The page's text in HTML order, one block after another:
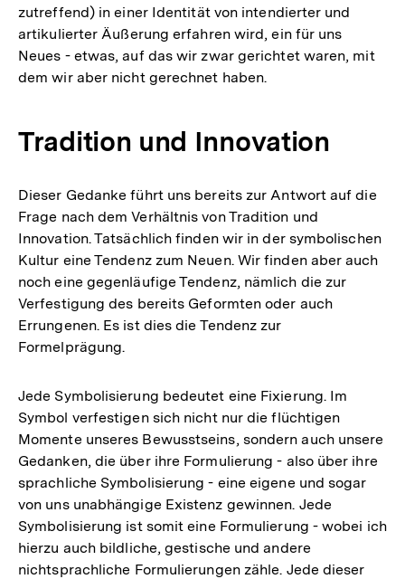
zutreffend) in einer Identität von intendierter und
artikulierter Äußerung erfahren wird, ein für uns
Neues - etwas, auf das wir zwar gerichtet waren, mit
dem wir aber nicht gerechnet haben.
Tradition und Innovation
Dieser Gedanke führt uns bereits zur Antwort auf die
Frage nach dem Verhältnis von Tradition und
Innovation. Tatsächlich finden wir in der symbolischen
Kultur eine Tendenz zum Neuen. Wir finden aber auch
noch eine gegenläufige Tendenz, nämlich die zur
Verfestigung des bereits Geformten oder auch
Errungenen. Es ist dies die Tendenz zur
Formelprägung.
Jede Symbolisierung bedeutet eine Fixierung. Im
Symbol verfestigen sich nicht nur die flüchtigen
Momente unseres Bewusstseins, sondern auch unsere
Gedanken, die über ihre Formulierung - also über ihre
sprachliche Symbolisierung - eine eigene und sogar
von uns unabhängige Existenz gewinnen. Jede
Symbolisierung ist somit eine Formulierung - wobei ich
hierzu auch bildliche, gestische und andere
nichtsprachliche Formulierungen zähle. Jede dieser